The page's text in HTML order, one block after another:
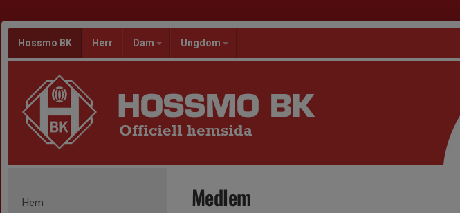
Hossmo BK Herr Dam Ungdom
Officiell hemsida
Hem Medlem